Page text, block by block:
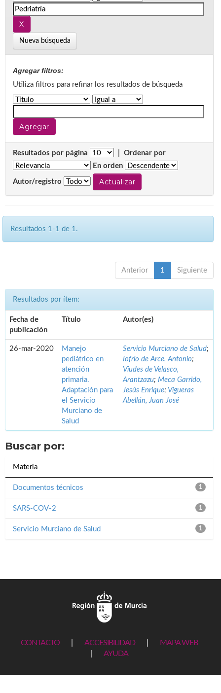
Nueva búsqueda
Agregar filtros:
Utiliza filtros para refinar los resultados de búsqueda
Resultados por página
Ordenar por
En orden
Autor/registro
Resultados 1-1 de 1.
Anterior 1 Siguiente
Resultados por ítem:
Fecha de
publicación
Título Autor(es)
26-mar-2020
Manejo
pediátrico en
atención
primaria.
Adaptación para
el Servicio
Murciano de
Salud
Servicio Murciano de Salud;
Iofrío de Arce, Antonio;
Viudes de Velasco,
Arantzazu; Meca Garrido,
Jesús Enrique; Vigueras
Abellán, Juan José
Buscar por:
Materia
1
Documentos técnicos
1
SARS-COV-2
1
Servicio Murciano de Salud
CONTACTO ACCESIBILIDAD
MAPA WEB
AYUDA